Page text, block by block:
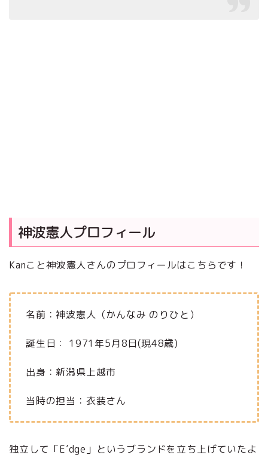
神波憲人プロフィール
Kanこと神波憲人さんのプロフィールはこちらです！
名前：神波憲人（かんなみ のりひと）
誕生日： 1971年5月8日(現48歳)
出身：新潟県上越市
当時の担当：衣装さん
独立して「E’dge」というブランドを立ち上げていたよ